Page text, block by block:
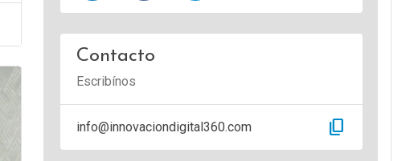
Contacto
Escribínos
info@innovaciondigital360.com content_copy